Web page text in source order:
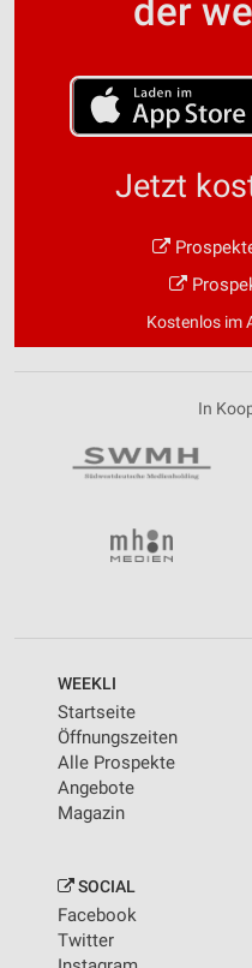
der
Jetzt
Kostenlos im
In
WEEKLI
Startseite
Öffnungszeiten
Alle Prospekte
Angebote
Magazin
SOCIAL
Facebook
Twitter